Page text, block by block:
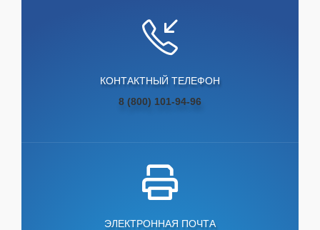
КОНТАКТНЫЙ ТЕЛЕФОН
8 (800) 101-94-96
ЭЛЕКТРОННАЯ ПОЧТА